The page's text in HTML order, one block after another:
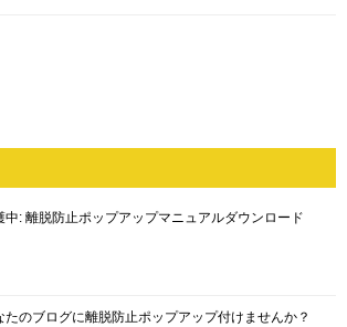
中: 離脱防止ポップアップマニュアルダウンロード
たのブログに離脱防止ポップアップ付けませんか？